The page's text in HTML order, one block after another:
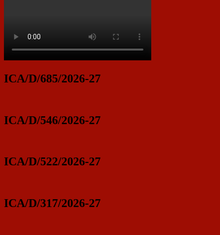
ICA/D/685/2026-27
ICA/D/546/2026-27
ICA/D/522/2026-27
ICA/D/317/2026-27